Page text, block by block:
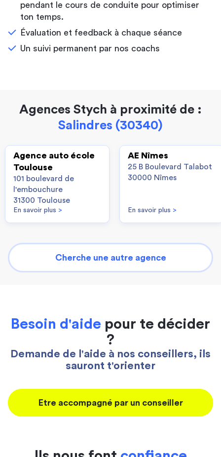
pendant le cours de conduite pour optimiser
ton temps.
Évaluation et feedback à chaque séance
Un suivi permanent par nos coachs
Agences Stych à proximité de :
Salindres (30340)
Agence auto école
Toulouse
101 boulevard de
l'embouchure
31300 Toulouse
En savoir plus >
AE Nîmes
25 B Boulevard Talabot
30000 Nîmes
En savoir plus >
Cherche une autre agence
Besoin d'aide pour te décider
?
Demande de l'aide à nos conseillers, ils
sauront t'orienter
Etre accompagné par un conseiller